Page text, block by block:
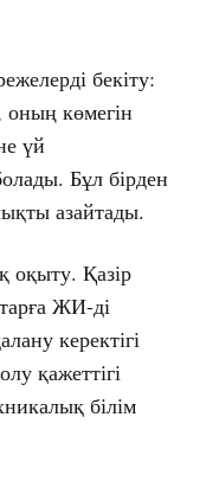
бекіту:
көмегін
үй
Бұл бірден
азайтады.
оқыту. Қазір
ЖИ-ді
керектігі
қажеттігі
білім